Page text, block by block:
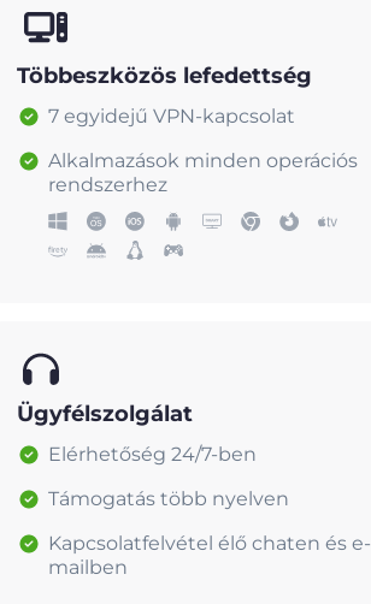
Többeszközös lefedettség
7 egyidejű VPN-kapcsolat
Alkalmazások minden operációs
rendszerhez
Ügyfélszolgálat
Elérhetőség 24/7-ben
Támogatás több nyelven
Kapcsolatfelvétel élő chaten és e-
mailben